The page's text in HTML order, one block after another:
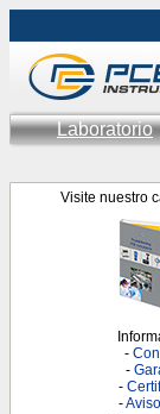
Laboratorio
Visite nuestro
-
-
-
-